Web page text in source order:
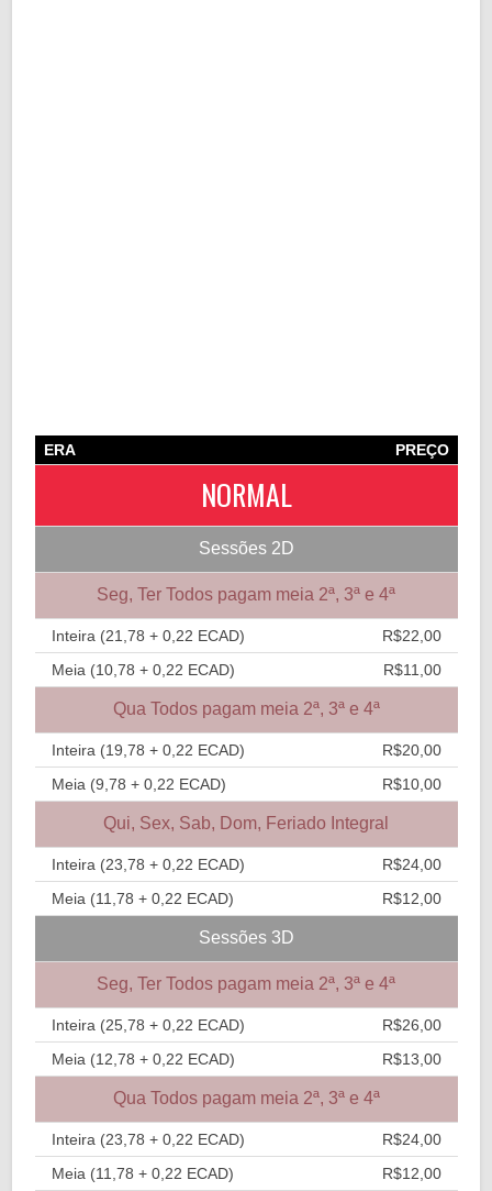
ERA PREÇO
NORMAL
Sessões 2D
Seg, Ter Todos pagam meia 2ª, 3ª e 4ª
Inteira (21,78 + 0,22 ECAD)
R$22,00
Meia (10,78 + 0,22 ECAD)
R$11,00
Qua Todos pagam meia 2ª, 3ª e 4ª
Inteira (19,78 + 0,22 ECAD)
R$20,00
Meia (9,78 + 0,22 ECAD)
R$10,00
Qui, Sex, Sab, Dom, Feriado Integral
Inteira (23,78 + 0,22 ECAD)
R$24,00
Meia (11,78 + 0,22 ECAD)
R$12,00
Sessões 3D
Seg, Ter Todos pagam meia 2ª, 3ª e 4ª
Inteira (25,78 + 0,22 ECAD)
R$26,00
Meia (12,78 + 0,22 ECAD)
R$13,00
Qua Todos pagam meia 2ª, 3ª e 4ª
Inteira (23,78 + 0,22 ECAD)
R$24,00
Meia (11,78 + 0,22 ECAD)
R$12,00